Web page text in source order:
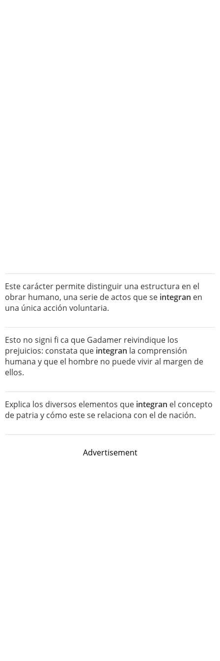
Este carácter permite distinguir una estructura en el
obrar humano, una serie de actos que se integran en
una única acción voluntaria.
Esto no signi fi ca que Gadamer reivindique los
prejuicios: constata que integran la comprensión
humana y que el hombre no puede vivir al margen de
ellos.
Explica los diversos elementos que integran el concepto
de patria y cómo este se relaciona con el de nación.
Advertisement